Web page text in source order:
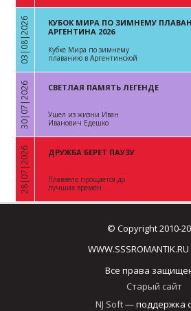
«
03|08|2026
КУБОК МИРА ПО ЗИМНЕМУ
АРГЕНТИНА 2026
Кубке Мира по зимнему
плаванию в Аргентинской
«
30|07|2026 СВЕТЛАЯ ПАМЯТЬ ЛЕГЕНДЕ
Ушел из жизни Иван
Иванович Едешко
«
28|07|2026 ДРУЖБА БЕРЕТ ПАУЗУ
Плаввело прощается до
лучших времен
© Copyright 2010-
Все права
Старый сайт
NJ Soft— поддержка